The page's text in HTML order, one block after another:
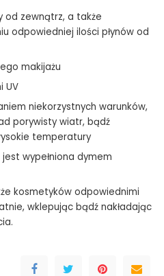
od zewnątrz, a także
odpowiedniej ilości płynów od
makijażu
UV
niekorzystnych warunków,
porywisty wiatr, bądź
temperatury
wypełniona dymem
kosmetyków odpowiednimi
wklepując bądź nakładając